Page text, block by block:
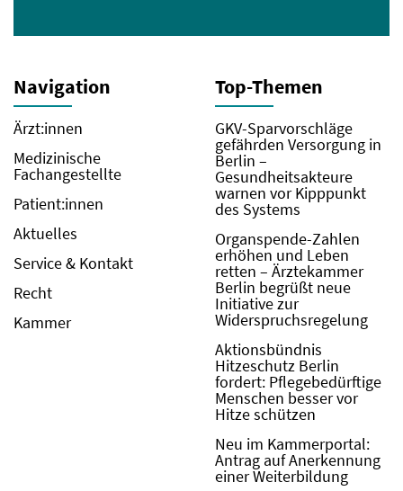
Navigation
Ärzt:innen
Medizinische
Fachangestellte
Patient:innen
Aktuelles
Service & Kontakt
Recht
Kammer
Top-Themen
GKV-Sparvorschläge
gefährden Versorgung in
Berlin –
Gesundheitsakteure
warnen vor Kipppunkt
des Systems
Organspende-Zahlen
erhöhen und Leben
retten – Ärztekammer
Berlin begrüßt neue
Initiative zur
Widerspruchsregelung
Aktionsbündnis
Hitzeschutz Berlin
fordert: Pflegebedürftige
Menschen besser vor
Hitze schützen
Neu im Kammerportal:
Antrag auf Anerkennung
einer Weiterbildung